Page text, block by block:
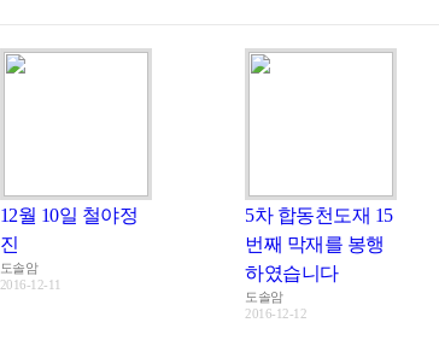
12월 10일 철야정
진
도솔암
2016-12-11
5차 합동천도재 15
번째 막재를 봉행
하였습니다
도솔암
2016-12-12